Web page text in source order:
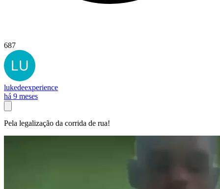
687
lukedeexperience
há 9 meses
Pela legalização da corrida de rua!